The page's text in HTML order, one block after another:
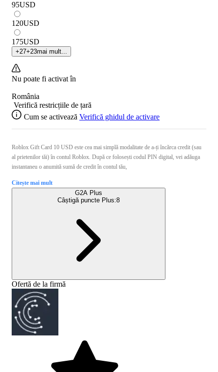
95USD
120USD
175USD
+27+23mai mult...
Nu poate fi activat în
România
Verifică restricțiile de țară
Cum se activează Verifică ghidul de activare
Roblox Gift Card 10 USD este cea mai simplă modalitate de a-ți încărca credit (sau
al prietenilor tăi) în contul Roblox. După ce folosești codul PIN digital, vei adăuga
instantaneu o anumită sumă de credit în contul tău,
Citește mai mult
G2A Plus
Câștigă puncte Plus:8
Ofertă de la firmă